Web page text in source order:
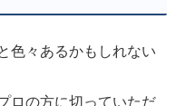
色々あるかもしれない
ロの方に切っていただ